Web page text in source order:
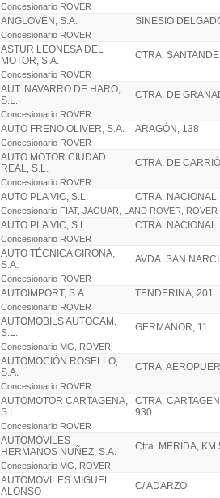
Concesionario ROVER
ANGLOVÉN, S.A. SINESIO
Concesionario ROVER
ASTUR LEONESA DEL
MOTOR, S.A.
CTRA.
Concesionario ROVER
AUT. NAVARRO DE HARO,
S.L.
CTRA. DE
Concesionario ROVER
AUTO FRENO OLIVER, S.A. ARAGÓN, 138
Concesionario ROVER
AUTO MOTOR CIUDAD
REAL, S.L.
CTRA. DE
Concesionario ROVER
AUTO PLA VIC, S.L. CTRA. NACIONAL
Concesionario FIAT, JAGUAR, LAND ROVER, ROVER
AUTO PLA VIC, S.L. CTRA. NACIONAL
Concesionario ROVER
AUTO TÉCNICA GIRONA,
S.A.
AVDA. SAN
Concesionario ROVER
AUTOIMPORT, S.A. TENDERINA, 201
Concesionario ROVER
AUTOMOBILS AUTOCAM,
S.L.
GERMANOR, 11
Concesionario MG, ROVER
AUTOMOCIÓN ROSELLÓ,
S.A.
CTRA.
Concesionario ROVER
AUTOMOTOR CARTAGENA,
S.L.
CTRA.
930
Concesionario ROVER
AUTOMOVILES
HERMANOS NUÑEZ, S.A.
Ctra. MERIDA, KM
Concesionario MG, ROVER
AUTOMOVILES MIGUEL
ALONSO
C/ ADARZO